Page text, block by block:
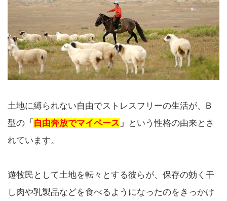
土地に縛られない自由でストレスフリーの生活が、B
型の 「 自由奔放でマイペース 」
という性格の由来とさ
れています。
遊牧民として土地を転々とする彼らが、保存の効く干
し肉や乳製品などを食べるようになったのをきっかけ